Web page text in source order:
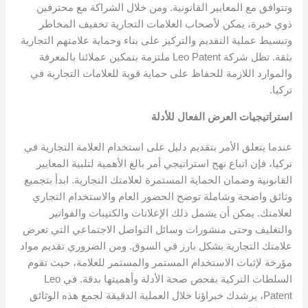
وتتوافق مع المعايير القانونية. ومن خلال الشراكة مع محترفين
ذوي خبرة، يمكن لأصحاب العلامات التجارية تخفيف المخاطر
وتبسيط عملية التقديم والتركيز على بناء وحماية علامتهم التجارية
بثقة. تظل شركة Leo Patent ملتزمة بتمكين عملائنا بالمعرفة
والموارد اللازمة للحفاظ على حماية قوية للعلامات التجارية في
تركيا.
استراتيجيات العرض الفعال للأدلة
عندما يتعلق الأمر بتقديم دليل على استخدام العلامة التجارية في
تركيا، فإن اتباع نهج استراتيجي أمر بالغ الأهمية لتلبية المعايير
القانونية وضمان الحماية المستمرة لعلامتك التجارية. ابدأ بتجميع
وثائق واضحة وشاملة توضح الحضور العام والاستخدام التجاري
لعلامتك. يمكن أن يشمل ذلك الإعلانات والكتيبات والفواتير
والتغليف وحتى منشورات وسائل التواصل الاجتماعي التي تعرض
علامتك التجارية بشكل بارز في السوق. ومن الضروري تقديم مواد
مؤرخة لإثبات الاستخدام المستمر والمستمر للعلامة، حيث تقوم
السلطات التركية بفحص صحة الأدلة وأهميتها بدقة. في Leo
Patent، يرشدك خبراؤنا خلال العملية الدقيقة لجمع هذه الوثائق